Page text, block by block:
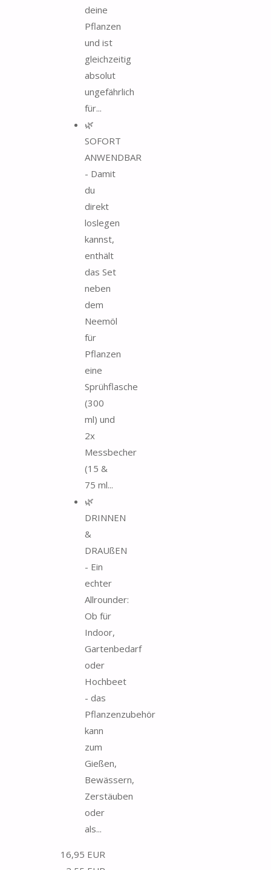
deine
Pflanzen
und ist
gleichzeitig
absolut
ungefährlich
für...
🌿
SOFORT
ANWENDBAR
- Damit
du
direkt
loslegen
kannst,
enthält
das Set
neben
dem
Neemöl
für
Pflanzen
eine
Sprühflasche
(300
ml) und
2x
Messbecher
(15 &
75 ml...
🌿
DRINNEN
&
DRAUßEN
- Ein
echter
Allrounder:
Ob für
Indoor,
Gartenbedarf
oder
Hochbeet
- das
Pflanzenzubehör
kann
zum
Gießen,
Bewässern,
Zerstäuben
oder
als...
16,95 EUR